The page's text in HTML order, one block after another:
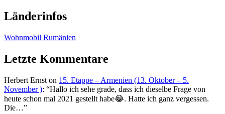
Länderinfos
Wohnmobil Rumänien
Letzte Kommentare
Herbert Ernst on 15. Etappe – Armenien (13. Oktober – 5.
November ): “Hallo ich sehe grade, dass ich dieselbe Frage von
heute schon mal 2021 gestellt habe😂. Hatte ich ganz vergessen.
Die…”